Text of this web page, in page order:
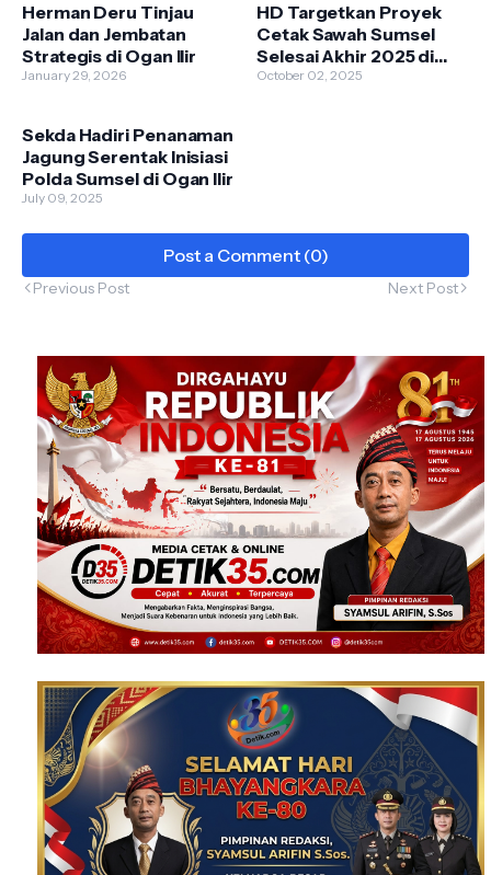
Herman Deru Tinjau
Jalan dan Jembatan
Strategis di Ogan Ilir
January 29, 2026
HD Targetkan Proyek
Cetak Sawah Sumsel
Selesai Akhir 2025 di
Atas Lahan 37 Ribu
October 02, 2025
Sekda Hadiri Penanaman
Jagung Serentak Inisiasi
Polda Sumsel di Ogan Ilir
July 09, 2025
Post a Comment (0)
Previous Post Next Post